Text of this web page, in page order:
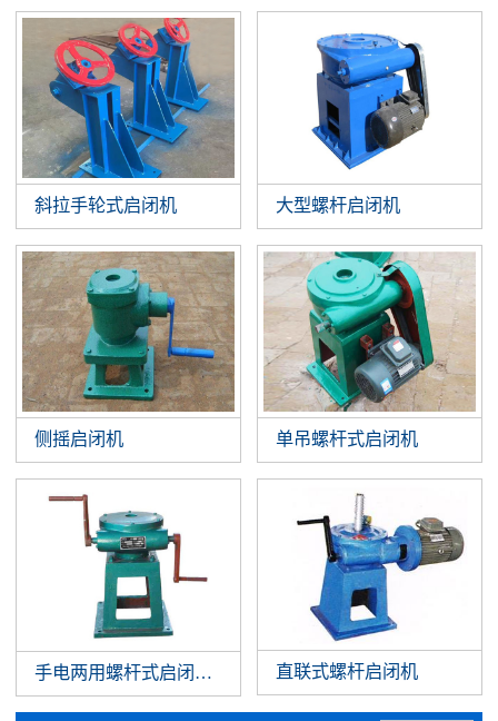
斜拉手轮式启闭机 大型螺杆启闭机
侧摇启闭机 单吊螺杆式启闭机
手电两用螺杆式启闭机3—50T 直联式螺杆启闭机